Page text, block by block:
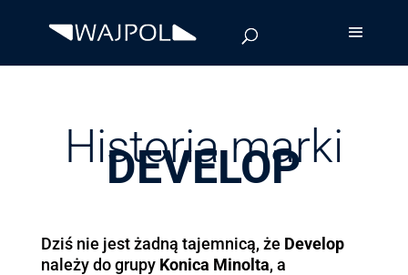
Historia marki
DEVELOP
Dziś nie jest żadną tajemnicą, że Develop
należy do grupy Konica Minolta, a